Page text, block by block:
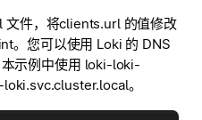
件，将clients.url 的值修改
。您可以使用 Loki 的 DNS
示例中使用 loki-loki-
。